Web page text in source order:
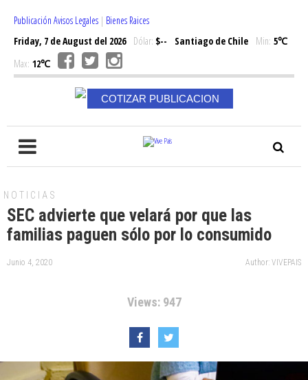
Publicación Avisos Legales | Bienes Raices
Friday, 7 de August del 2026Dólar: $-- Santiago de Chile Min: 5℃
Max: 12℃
COTIZAR PUBLICACION
NOTICIAS
SEC advierte que velará por que las
familias paguen sólo por lo consumido
Junio 4, 2020 Author: VIVEPAIS
Views: 947